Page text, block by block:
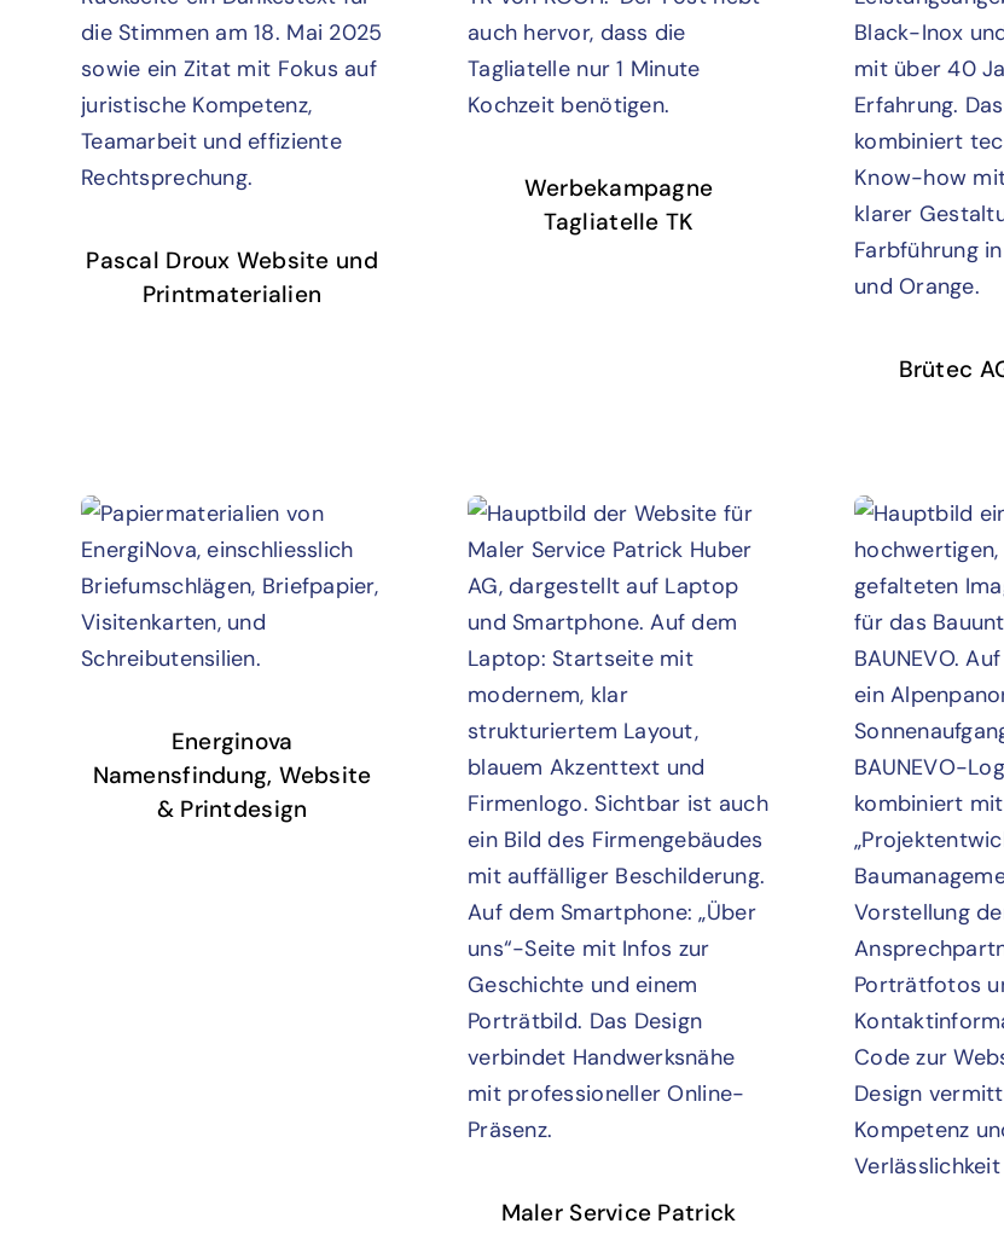
Pascal Droux Website und
Printmaterialien
Werbekampagne
Tagliatelle TK
Brütec
Energinova
Namensfindung, Website
& Printdesign
Maler Service Patrick